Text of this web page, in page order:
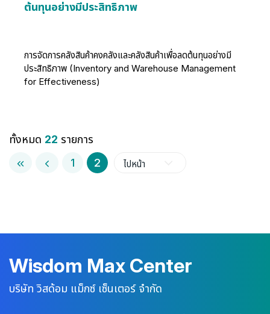
ต้นทุนอย่างมีประสิทธิภาพ
การจัดการคลังสินค้าคงคลังและคลังสินค้าเพื่อลดต้นทุนอย่างมี
ประสิทธิภาพ (Inventory and Warehouse Management
for Effectiveness)
ทั้งหมด 22 รายการ
1
2 ไปหน้า
Wisdom Max Center
บริษัท วิสด้อม แม็กซ์ เซ็นเตอร์ จำกัด